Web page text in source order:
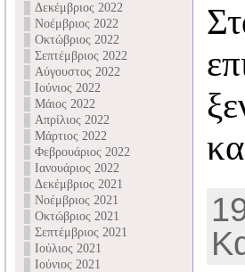
Δεκέμβριος 2022
Νοέμβριος 2022
Οκτώβριος 2022
Σεπτέμβριος 2022
Αύγουστος 2022
Ιούνιος 2022
Μάιος 2022
Απρίλιος 2022
Μάρτιος 2022
Φεβρουάριος 2022
Ιανουάριος 2022
Δεκέμβριος 2021
Νοέμβριος 2021
Οκτώβριος 2021
Σεπτέμβριος 2021
Ιούλιος 2021
Ιούνιος 2021